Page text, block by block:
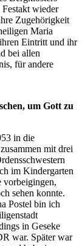
wieder
Zugehörigkeit
Maria
Eintritt und ihr
bei allen
für andere
um Gott zu
in die
mit drei
im Kindergarten
vorbeigingen,
sehen konnte.
Postel bin ich
in Geseke
war. Später war